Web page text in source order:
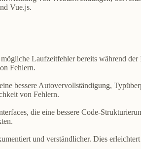
Vue.js.
Laufzeitfehler bereits während
Fehlern.
bessere Autovervollständigung,
von Fehlern.
die eine bessere Code-
und verständlicher. Dies